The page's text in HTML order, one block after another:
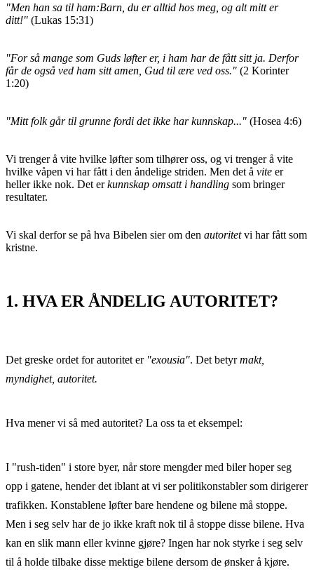
"Men han sa til ham:Barn, du er alltid hos meg, og alt mitt er
ditt!" (Lukas 15:31)
"For så mange som Guds løfter er, i ham har de fått sitt ja. Derfor
får de også ved ham sitt amen, Gud til ære ved oss." (2 Korinter
1:20)
"Mitt folk går til grunne fordi det ikke har kunnskap..." (Hosea 4:6)
Vi trenger å vite hvilke løfter som tilhører oss, og vi trenger å vite
hvilke våpen vi har fått i den åndelige striden. Men det å vite er
heller ikke nok. Det erkunnskap omsatt i handling som bringer
resultater.
Vi skal derfor se på hva Bibelen sier om den autoritetvi har fått som
kristne.
1. HVA ER ÅNDELIG AUTORITET?
Det greske ordet for autoritet er "exousia". Det betyrmakt,
myndighet, autoritet.
Hva mener vi så med autoritet? La oss ta et eksempel:
I "rush-tiden" i store byer, når store mengder med biler hoper seg
opp i gatene, hender det iblant at vi ser politikonstabler som dirigerer
trafikken. Konstablene løfter bare hendene og bilene må stoppe.
Men i seg selv har de jo ikke kraft nok til å stoppe disse bilene. Hva
kan en slik mann eller kvinne gjøre? Ingen har nok styrke i seg selv
til å holde tilbake disse mektige bilene dersom de ønsker å kjøre.